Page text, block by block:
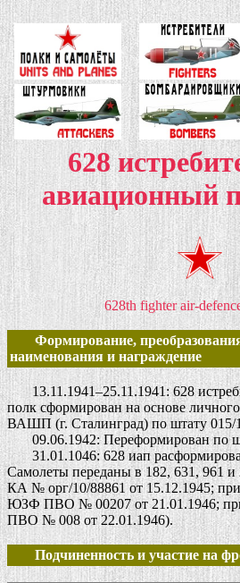
628
авиационный
628th fighter air-
Формирование,
наименования и награждение
13.11.1941–25.11.1941: 628
полк сформирован на основе
ВАШП (г. Сталинград) по штату 015/
09.06.1942: Переформирован по
31.01.1046: 628 иап
Самолеты переданы в 182, 631, 961
КА № орг/10/88861 от 15.12.1945;
ЮЗФ ПВО № 00207 от 21.01.1946;
ПВО № 008 от 22.01.1946).
Подчиненность и участие на